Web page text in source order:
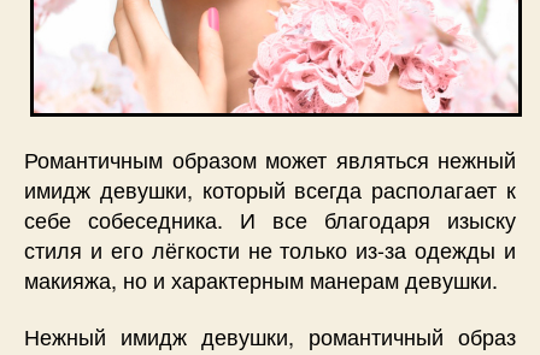
Романтичным образом может являться нежный
имидж девушки, который всегда располагает к
себе собеседника. И все благодаря изыску
стиля и его лёгкости не только из-за одежды и
макияжа, но и характерным манерам девушки.
Нежный имидж девушки, романтичный образ